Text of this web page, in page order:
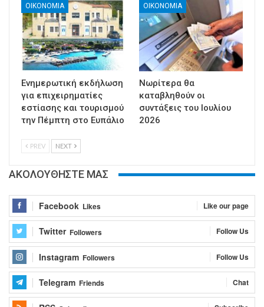
ΟΙΚΟΝΟΜΙΑ
Ενημερωτική εκδήλωση
για επιχειρηματίες
εστίασης και τουρισμού
την Πέμπτη στο Ευπάλιο
ΟΙΚΟΝΟΜΙΑ
Νωρίτερα θα
καταβληθούν οι
συντάξεις του Ιουλίου
2026
PREV NEXT
ΑΚΟΛΟΥΘΗΣΤΕ ΜΑΣ
Facebook Likes Like our page
Twitter Followers Follow Us
Instagram Followers Follow Us
Telegram Friends Chat